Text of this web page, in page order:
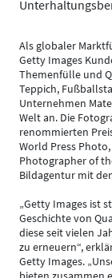
Als globaler
Getty Images
Themenfülle und
Teppich,
Unternehmen
Welt an. Die
renommierten
World Press
Photographer of
Bildagentur mit
„Getty Images ist
Geschichte von
diese seit vielen
zu erneuern“,
Getty Images.